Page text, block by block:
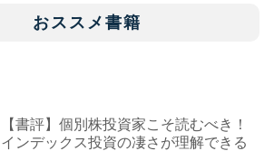
おススメ書籍
【書評】個別株投資家こそ読むべき！
インデックス投資の凄さが理解できる